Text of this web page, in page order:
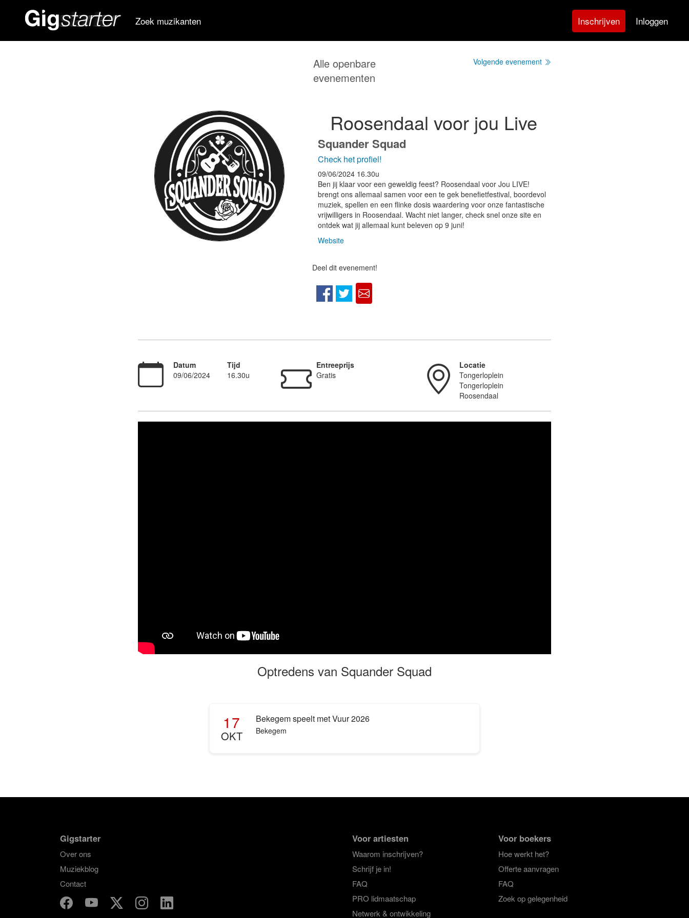
Zoek muzikanten Inschrijven Inloggen
Alle openbare
evenementen
Volgende evenement
Roosendaal voor jou Live
Squander Squad
Check het profiel!
09/06/2024 16.30u
Ben jij klaar voor een geweldig feest? Roosendaal voor Jou LIVE!
brengt ons allemaal samen voor een te gek benefietfestival, boordevol
muziek, spellen en een flinke dosis waardering voor onze fantastische
vrijwilligers in Roosendaal. Wacht niet langer, check snel onze site en
ontdek wat jij allemaal kunt beleven op 9 juni!
Website
Deel dit evenement!
Datum
09/06/2024
Tijd
16.30u
Entreeprijs
Gratis
Locatie
Tongerloplein
Tongerloplein
Roosendaal
Optredens van Squander Squad
17
OKT
Bekegem speelt met Vuur 2026
Bekegem
Voor artiesten
Waarom inschrijven?
Schrijf je in!
FAQ
PRO lidmaatschap
Netwerk & ontwikkeling
Voor boekers
Hoe werkt het?
Offerte aanvragen
FAQ
Zoek op gelegenheid
Gigstarter
Over ons
Muziekblog
Contact